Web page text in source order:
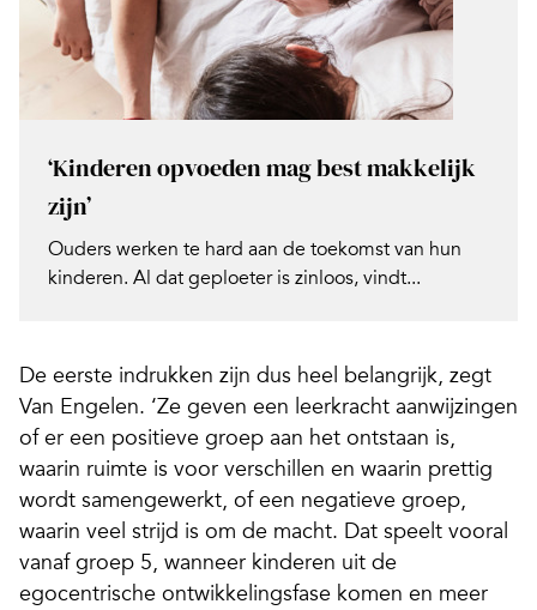
‘Kinderen opvoeden mag best makkelijk
zijn’
Ouders werken te hard aan de toekomst van hun
kinderen. Al dat geploeter is zinloos, vindt...
De eerste indrukken zijn dus heel belangrijk, zegt
Van Engelen. ‘Ze geven een leerkracht aanwijzingen
of er een positieve groep aan het ontstaan is,
waarin ruimte is voor verschillen en waarin prettig
wordt ­samengewerkt, of een negatieve groep,
waarin veel strijd is om de macht. Dat speelt vooral
vanaf groep 5, wanneer kinderen uit de
egocentrische ontwikkelingsfase komen en meer